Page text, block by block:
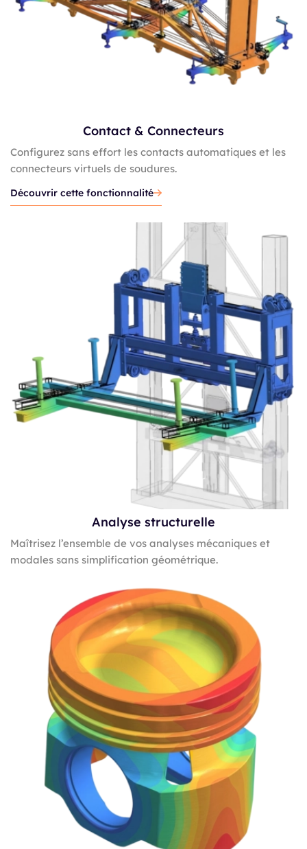
Contact & Connecteurs
Configurez sans effort les contacts automatiques et les
connecteurs virtuels de soudures.
Découvrir cette fonctionnalité
Analyse structurelle
Maîtrisez l’ensemble de vos analyses mécaniques et
modales sans simplification géométrique.